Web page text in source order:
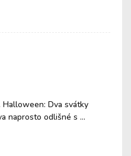
Halloween: Dva svátky
naprosto odlišné s ...